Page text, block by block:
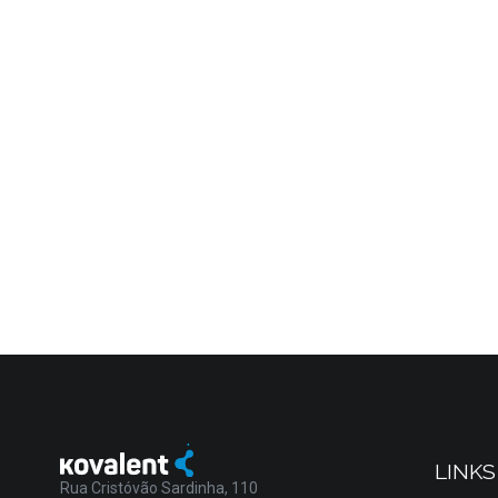
Rua Cristóvão Sardinha, 110